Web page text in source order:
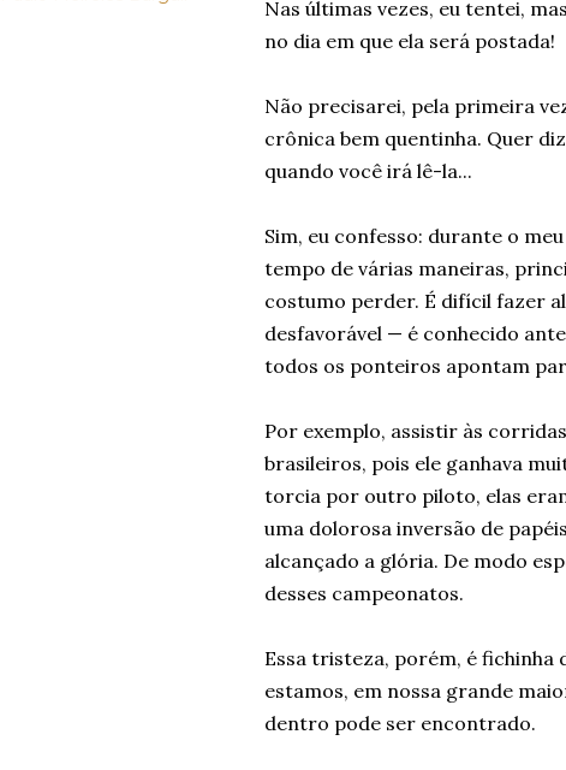
Nas últimas vezes, eu tentei,
no dia em que ela será postada!
Não precisarei, pela primeira
crônica bem quentinha. Quer
quando você irá lê-la...
Sim, eu confesso: durante o
tempo de várias maneiras,
costumo perder. É difícil fazer
desfavorável — é conhecido
todos os ponteiros apontam
Por exemplo, assistir às
brasileiros, pois ele ganhava
torcia por outro piloto, elas
uma dolorosa inversão de
alcançado a glória. De modo
desses campeonatos.
Essa tristeza, porém, é
estamos, em nossa grande
dentro pode ser encontrado.